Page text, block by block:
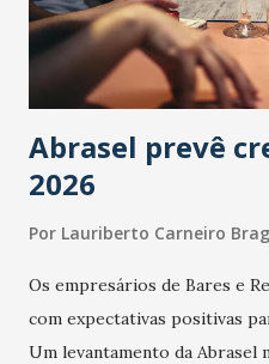
Abrasel prevê
2026
Por Lauriberto Carneiro
Os empresários de Bares e
com expectativas positivas
Um levantamento da Abrasel